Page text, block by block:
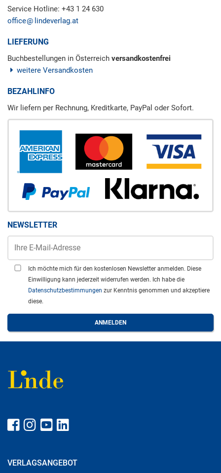
Service Hotline: +43 1 24 630
office
lindeverlag.at
LIEFERUNG
Buchbestellungen in Österreich versandkostenfrei
weitere Versandkosten
BEZAHLINFO
Wir liefern per Rechnung, Kreditkarte, PayPal oder Sofort.
NEWSLETTER
Ich möchte mich für den kostenlosen Newsletter anmelden. Diese
Einwilligung kann jederzeit widerrufen werden. Ich habe die
Datenschutzbestimmungen zur Kenntnis genommen und akzeptiere
diese.
VERLAGSANGEBOT